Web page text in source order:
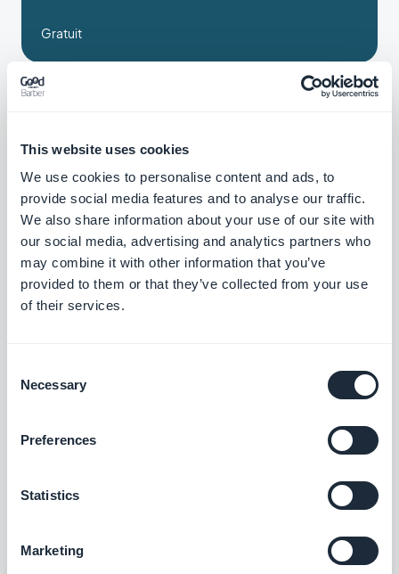
This website uses cookies
We use cookies to personalise content and ads, to
provide social media features and to analyse our traffic.
We also share information about your use of our site with
our social media, advertising and analytics partners who
may combine it with other information that you’ve
provided to them or that they’ve collected from your use
of their services.
Selection
Necessary
Preferences
Statistics
Marketing
optimisez votre SEO
Gratuit
Custom URL
Personnalisez les URL de votre application
pour améliorer le référencement naturel,
rendre les liens plus lisibles et faciliter leur
Gratuit